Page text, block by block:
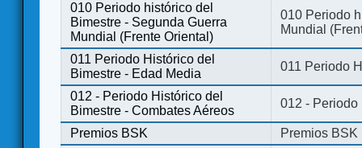
010 Periodo histórico del
Bimestre - Segunda Guerra
Mundial (Frente Oriental)
010 Periodo
Mundial
011 Periodo Histórico del
Bimestre - Edad Media
011 Periodo
012 - Periodo Histórico del
Bimestre - Combates Aéreos
012 - Periodo
Premios BSK
Premios BSK